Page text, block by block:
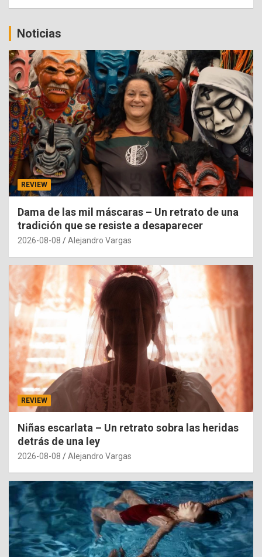
Noticias
REVIEW
Dama de las mil máscaras – Un retrato de una
tradición que se resiste a desaparecer
2026-08-08 Alejandro Vargas
REVIEW
Niñas escarlata – Un retrato sobra las heridas
detrás de una ley
2026-08-08 Alejandro Vargas